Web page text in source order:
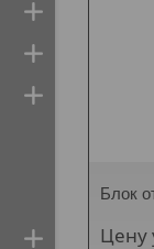
Блок
Цену